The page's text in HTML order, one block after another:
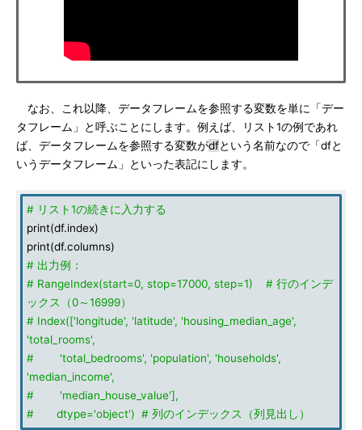
なお、これ以降、データフレームを参照する変数を単に「デー
タフレーム」と呼ぶことにします。例えば、リスト1の例であれ
ば、データフレームを参照する変数がdfという名前なので「dfと
いうデータフレーム」といった表記にします。
# リスト1の続きに入力する
print(df.index)
print(df.columns)
# 出力例：
# RangeIndex(start=0, stop=17000, step=1) # 行のインデ
ックス（0～16999）
# Index(['longitude', 'latitude', 'housing_median_age',
'total_rooms',
# 'total_bedrooms', 'population', 'households',
'median_income',
# 'median_house_value'],
# dtype='object') # 列のインデックス（列見出し）